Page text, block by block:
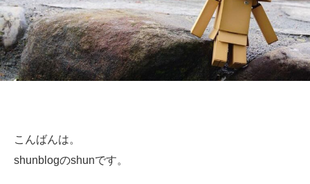
こんばんは。
shunblogのshunです。